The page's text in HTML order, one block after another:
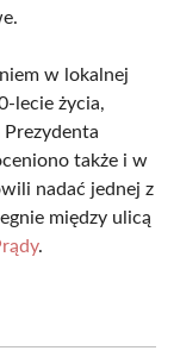
w lokalnej
lecie życia,
Prezydenta
także i w
nadać jednej z
między ulicą
.